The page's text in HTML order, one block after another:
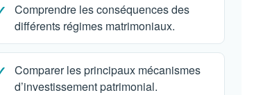
Comprendre les conséquences des
différents régimes matrimoniaux.
Comparer les principaux mécanismes
d’investissement patrimonial.